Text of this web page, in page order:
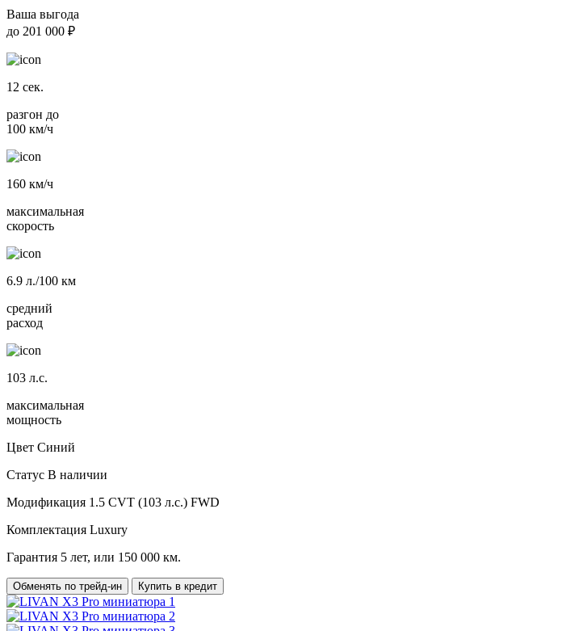
Ваша выгода
до 201 000 ₽
12 сек.
разгон до
100 км/ч
160 км/ч
максимальная
скорость
6.9 л./100 км
средний
расход
103 л.с.
максимальная
мощность
Цвет Синий
Статус В наличии
Модификация 1.5 CVT (103 л.с.) FWD
Комплектация Luxury
Гарантия 5 лет, или 150 000 км.
Обменять по трейд-ин Купить в кредит